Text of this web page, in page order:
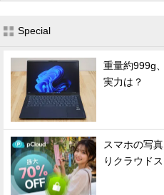
Special
重量約999g
実力は？
スマホの写
りクラウド